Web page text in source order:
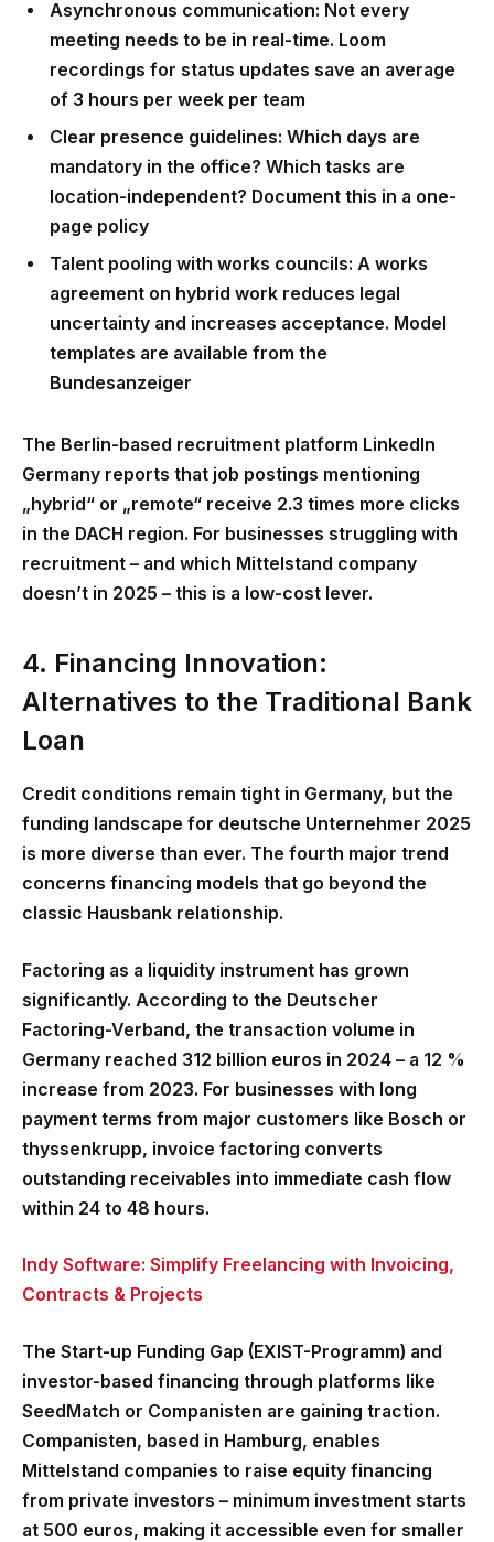
Asynchronous communication: Not every
meeting needs to be in real-time. Loom
recordings for status updates save an average
of 3 hours per week per team
Clear presence guidelines: Which days are
mandatory in the office? Which tasks are
location-independent? Document this in a one-
page policy
Talent pooling with works councils: A works
agreement on hybrid work reduces legal
uncertainty and increases acceptance. Model
templates are available from the
Bundesanzeiger
The Berlin-based recruitment platform LinkedIn
Germany reports that job postings mentioning
„hybrid“ or „remote“ receive 2.3 times more clicks
in the DACH region. For businesses struggling with
recruitment – and which Mittelstand company
doesn’t in 2025 – this is a low-cost lever.
4. Financing Innovation:
Alternatives to the Traditional Bank
Loan
Credit conditions remain tight in Germany, but the
funding landscape for deutsche Unternehmer 2025
is more diverse than ever. The fourth major trend
concerns financing models that go beyond the
classic Hausbank relationship.
Factoring as a liquidity instrument has grown
significantly. According to the Deutscher
Factoring-Verband, the transaction volume in
Germany reached 312 billion euros in 2024 – a 12 %
increase from 2023. For businesses with long
payment terms from major customers like Bosch or
thyssenkrupp, invoice factoring converts
outstanding receivables into immediate cash flow
within 24 to 48 hours.
Indy Software: Simplify Freelancing with Invoicing,
Contracts & Projects
The Start-up Funding Gap (EXIST-Programm) and
investor-based financing through platforms like
SeedMatch or Companisten are gaining traction.
Companisten, based in Hamburg, enables
Mittelstand companies to raise equity financing
from private investors – minimum investment starts
at 500 euros, making it accessible even for smaller